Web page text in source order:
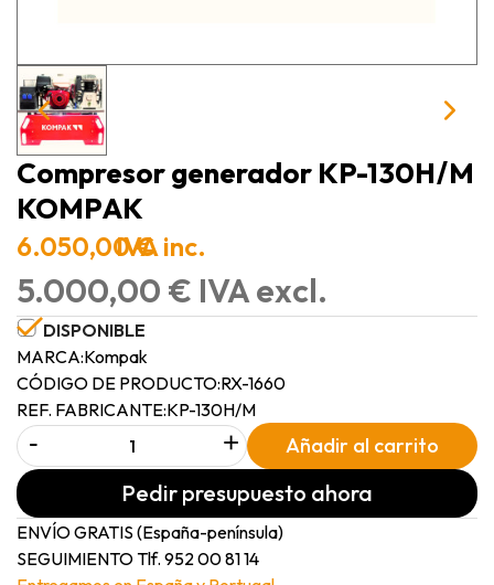
Compresor generador KP-130H/M
KOMPAK
6.050,00 €IVA inc.
5.000,00 € IVA excl.
DISPONIBLE
MARCA:Kompak
CÓDIGO DE PRODUCTO:RX-1660
REF. FABRICANTE:KP-130H/M
- + Añadir al carrito
Pedir presupuesto ahora
ENVÍO GRATIS (España-península)
SEGUIMIENTO Tlf. 952 00 81 14